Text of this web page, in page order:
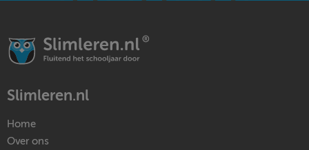
Slimleren.nl
Home
Over ons